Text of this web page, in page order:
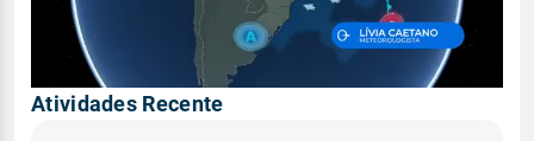
Atividades Recente